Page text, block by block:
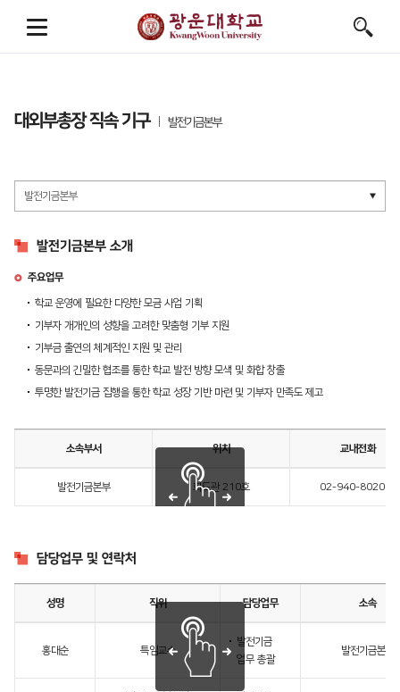
대외부총장 직속 기구 발전기금본부
발전기금본부 소개
주요업무
학교 운영에 필요한 다양한 모금 사업 기획
기부자 개개인의 성향을 고려한 맞춤형 기부 지원
기부금 출연의 체계적인 지원 및 관리
동문과의 긴밀한 협조를 통한 학교 발전 방향 모색 및 화합 창출
투명한 발전기금 집행을 통한 학교 성장 기반 마련 및 기부자 만족도 제고
소속부서 위치 교내전화
발전기금본부 화도관 210호 02-940-8020~1
담당업무 및 연락처
성명 직위 담당업무 소속
홍대순 특임교수
발전기금
업무 총괄
발전기금본부